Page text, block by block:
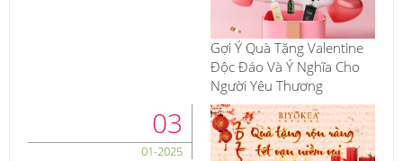
Gợi Ý Quà Tặng Valentine
Độc Đáo Và Ý Nghĩa Cho
Người Yêu Thương
03
01-2025